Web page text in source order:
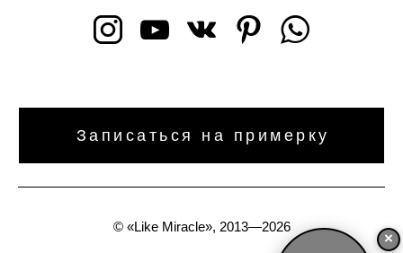
×
Записаться на примерку
© «Like Miracle», 2013—2026